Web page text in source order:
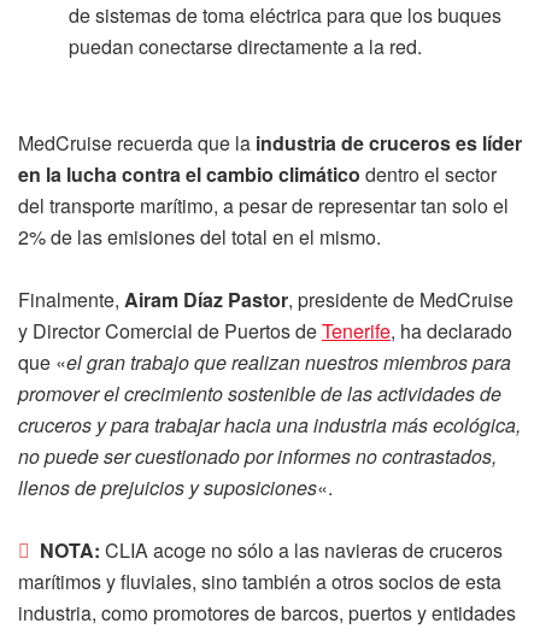
de sistemas de toma eléctrica para que los buques
puedan conectarse directamente a la red.
MedCruise recuerda que la industria de cruceros es líder
en la lucha contra el cambio climático dentro el sector
del transporte marítimo, a pesar de representar tan solo el
2% de las emisiones del total en el mismo.
Finalmente, Airam Díaz Pastor, presidente de MedCruise
y Director Comercial de Puertos deTenerife, ha declarado
que «el gran trabajo que realizan nuestros miembros para
promover el crecimiento sostenible de las actividades de
cruceros y para trabajar hacia una industria más ecológica,
no puede ser cuestionado por informes no contrastados,
llenos de prejuicios y suposiciones«.
NOTA: CLIA acoge no sólo a las navieras de cruceros
marítimos y fluviales, sino también a otros socios de esta
industria, como promotores de barcos, puertos y entidades